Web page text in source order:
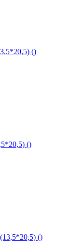
()
()
()